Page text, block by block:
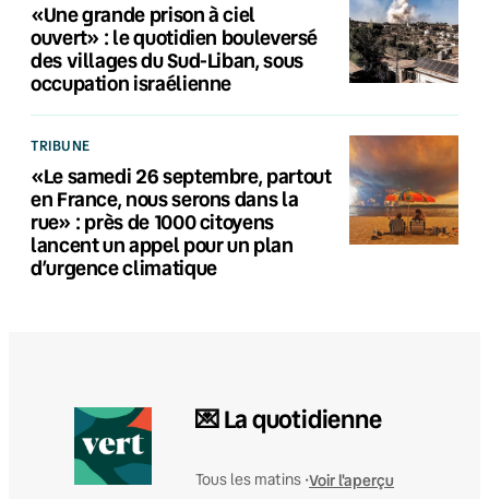
«Une grande prison à ciel
ouvert» : le quotidien bouleversé
des villages du Sud-Liban, sous
occupation israélienne
TRIBUNE
«Le samedi 26 septembre, partout
en France, nous serons dans la
rue» : près de 1000 citoyens
lancent un appel pour un plan
d’urgence climatique
💌 La quotidienne
Tous les matins •Voir l'aperçu